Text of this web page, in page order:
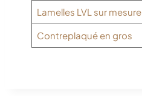
Lamelles LVL sur mesure
Contreplaqué en gros